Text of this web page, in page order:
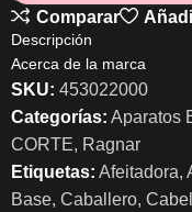
Comparar
Descripción
Acerca de la marca
SKU: 453022000
Categorías: Aparatos
CORTE, Ragnar
Etiquetas: Afeitadora,
Base, Caballero,